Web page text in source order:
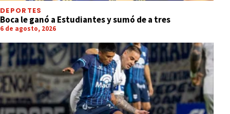
DEPORTES
Boca le ganó a Estudiantes y sumó de a tres
6 de agosto, 2026